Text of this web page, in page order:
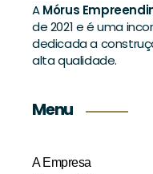
AMórus
de 2021 e é uma
dedicada a
alta qualidade.
Menu
A Empresa